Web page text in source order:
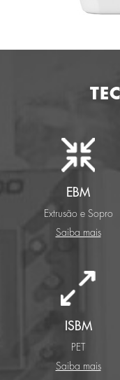
EBM
Extrusão e Sopro
Saiba mais
ISBM
PET
Saiba mais